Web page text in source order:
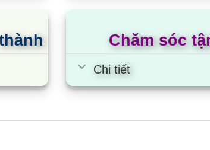
RNQ42MY1 của mình dàn trao đổi nhiệt
Chăm sóc
Chi tiết